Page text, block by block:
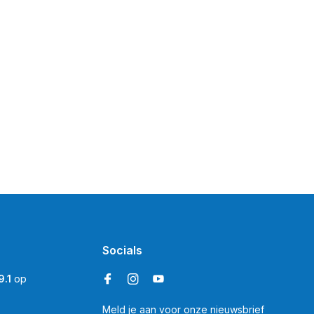
op
Socials
Meld je aan voor onze nieuwsbrief